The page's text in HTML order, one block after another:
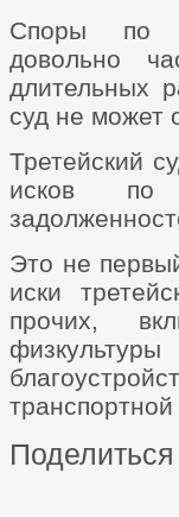
Споры по
довольно
длительных
суд не может
Третейский
исков по
Это не
иски
прочих,